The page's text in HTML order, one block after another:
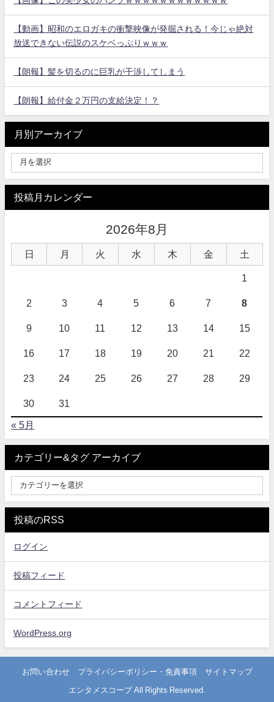
【動画】昭和のエロガキの衝撃映像が発掘される！今じゃ絶対
放送できない伝説のスケベっぷりｗｗｗ
【朗報】髪を切るのに巨乳が干渉してしまう
【朗報】給付金２万円の支給決定！？
月別アーカイブ
投稿月カレンダー
2026年8月
日 月 火 水 木 金 土
1
2 3 4 5 6 7 8
9 10 11 12 13 14 15
16 17 18 19 20 21 22
23 24 25 26 27 28 29
30 31
« 5月
カテゴリー&タグ アーカイブ
投稿のRSS
ログイン
投稿フィード
コメントフィード
WordPress.org
お問い合わせ プライバシーポリシー・免責事項 サイトマップ
エンタメスコープ All Rights Reserved.